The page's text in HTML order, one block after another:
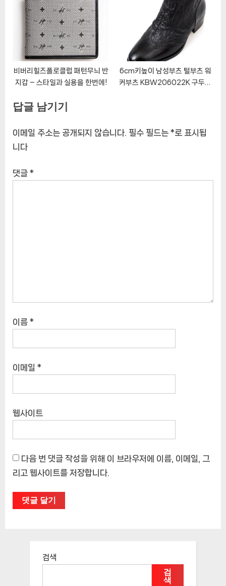
비버리힐즈폴로클럽 패턴무늬 반
지갑 – 스타일과 실용을 한번에!
6cm키높이 남성부츠 털부츠 워
커부츠 KBW206022K 구두마
답글 남기기
이메일 주소는 공개되지 않습니다. 필수 필드는 *로 표시됩
니다
댓글 *
이름 *
이메일 *
웹사이트
다음 번 댓글 작성을 위해 이 브라우저에 이름, 이메일, 그
리고 웹사이트를 저장합니다.
검색
검
색